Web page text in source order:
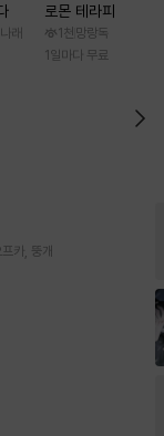
래
로몬 테라피
1천 망랑독
1일마다 무료
카, 뚱개